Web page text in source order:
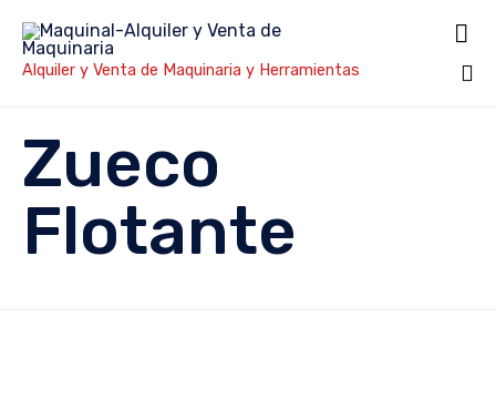
Alquiler y Venta de Maquinaria y Herramientas

Zueco
Flotante